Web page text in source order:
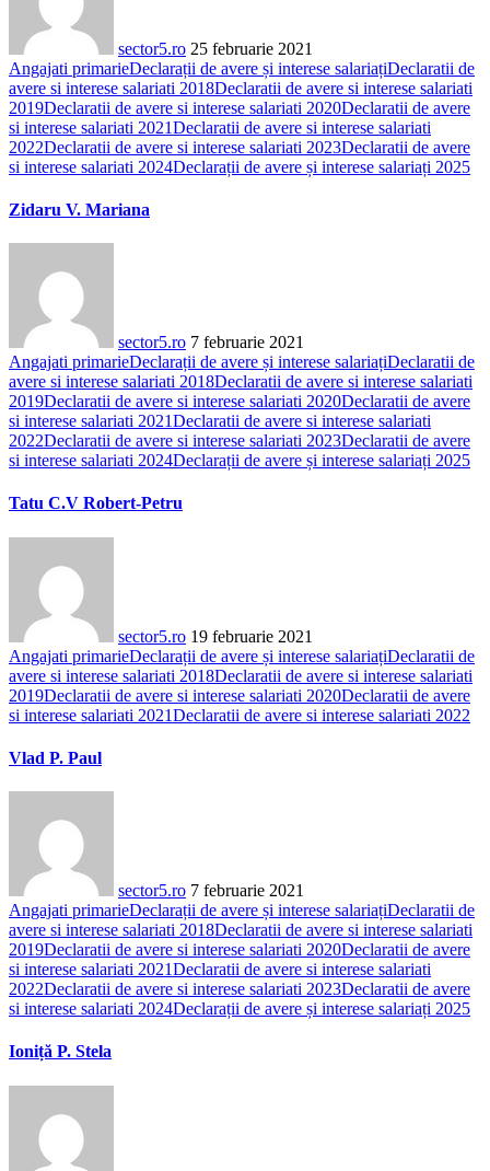
sector5.ro 25 februarie 2021
Angajati primarieDeclarații de avere și interese salariațiDeclaratii de
avere si interese salariati 2018Declaratii de avere si interese salariati
2019Declaratii de avere si interese salariati 2020Declaratii de avere
si interese salariati 2021Declaratii de avere si interese salariati
2022Declaratii de avere si interese salariati 2023Declaratii de avere
si interese salariati 2024Declarații de avere și interese salariați 2025
Zidaru V. Mariana
sector5.ro 7 februarie 2021
Angajati primarieDeclarații de avere și interese salariațiDeclaratii de
avere si interese salariati 2018Declaratii de avere si interese salariati
2019Declaratii de avere si interese salariati 2020Declaratii de avere
si interese salariati 2021Declaratii de avere si interese salariati
2022Declaratii de avere si interese salariati 2023Declaratii de avere
si interese salariati 2024Declarații de avere și interese salariați 2025
Tatu C.V Robert-Petru
sector5.ro 19 februarie 2021
Angajati primarieDeclarații de avere și interese salariațiDeclaratii de
avere si interese salariati 2018Declaratii de avere si interese salariati
2019Declaratii de avere si interese salariati 2020Declaratii de avere
si interese salariati 2021Declaratii de avere si interese salariati 2022
Vlad P. Paul
sector5.ro 7 februarie 2021
Angajati primarieDeclarații de avere și interese salariațiDeclaratii de
avere si interese salariati 2018Declaratii de avere si interese salariati
2019Declaratii de avere si interese salariati 2020Declaratii de avere
si interese salariati 2021Declaratii de avere si interese salariati
2022Declaratii de avere si interese salariati 2023Declaratii de avere
si interese salariati 2024Declarații de avere și interese salariați 2025
Ioniță P. Stela